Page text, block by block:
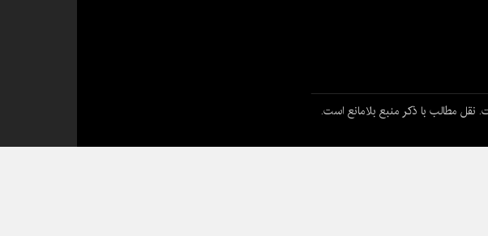
مطالب با ذکر منبع بلامانع است.